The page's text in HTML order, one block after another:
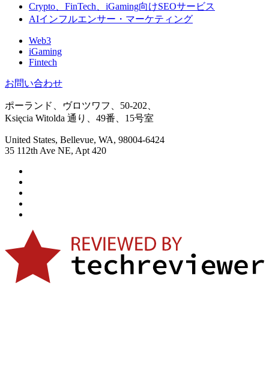
Crypto、FinTech、iGaming向けSEOサービス
AIインフルエンサー・マーケティング
Web3
iGaming
Fintech
お問い合わせ
ポーランド、ヴロツワフ、50-202、
Księcia Witolda 通り、49番、15号室
United States, Bellevue, WA, 98004-6424
35 112th Ave NE, Apt 420